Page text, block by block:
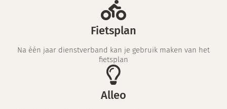
Fietsplan
Na één jaar dienstverband kan je gebruik maken van het
fietsplan
Alleo